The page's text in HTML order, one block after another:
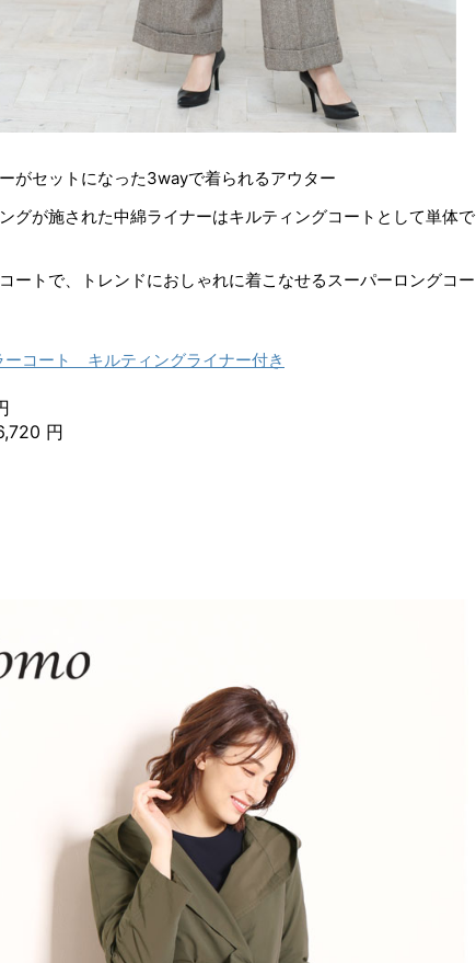
がセットになった3wayで着られるアウター
グが施された中綿ライナーはキルティングコートとして単体で
ートで、トレンドにおしゃれに着こなせるスーパーロングコー
コート キルティングライナー付き
円